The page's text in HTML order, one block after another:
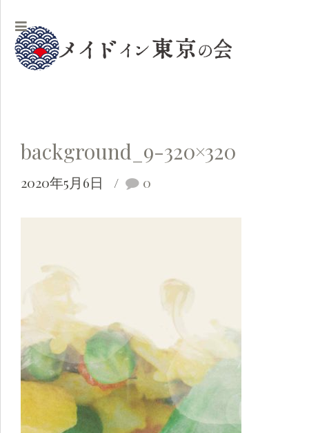
background_9-320×320
2020年5月6日 0